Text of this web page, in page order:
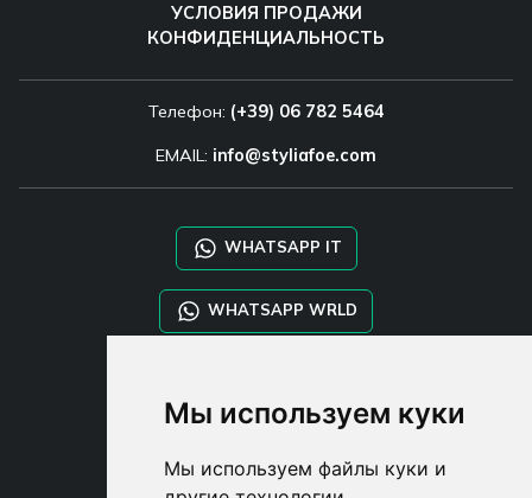
Мы используем куки
Мы используем файлы куки и
УСЛОВИЯ ПРОДАЖИ
КОНФИДЕНЦИАЛЬНОСТЬ
Телефон: (+39) 06 782 5464
EMAIL: info@styliafoe.com
WHATSAPP IT
WHATSAPP WRLD
SHOP B2B
DROPSHIPPING